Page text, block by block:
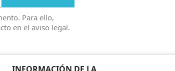
Para ello,
en el aviso legal.